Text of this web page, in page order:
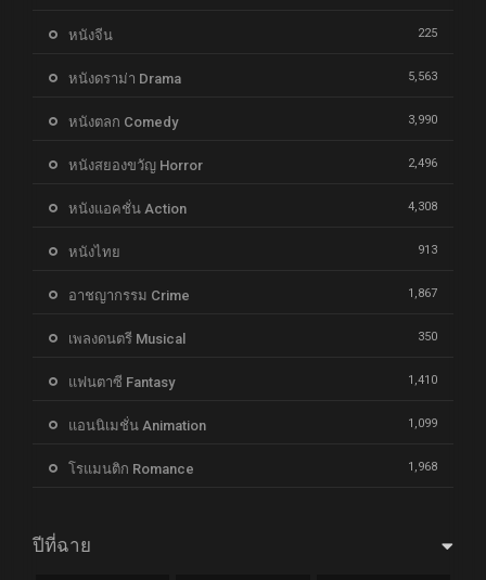
หนังจีน 225
หนังดราม่า Drama 5,563
หนังตลก Comedy 3,990
หนังสยองขวัญ Horror 2,496
หนังแอคชั่น Action 4,308
หนังไทย 913
อาชญากรรม Crime 1,867
เพลงดนตรี Musical 350
แฟนตาซี Fantasy 1,410
แอนนิเมชั่น Animation 1,099
โรแมนติก Romance 1,968
ปีที่ฉาย